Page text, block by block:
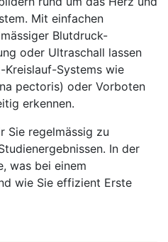
Mit einfachen
Blutdruck-
oder Ultraschall lassen
Kreislauf-Systems wie
pectoris) oder Vorboten
erkennen.
Sie regelmässig zu
In der
was bei einem
wie Sie effizient Erste